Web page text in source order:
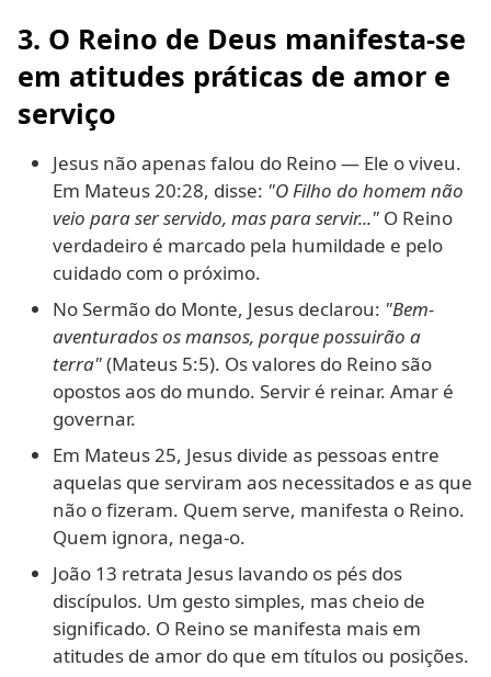
3. O Reino de Deus manifesta-se
em atitudes práticas de amor e
serviço
Jesus não apenas falou do Reino — Ele o viveu.
Em Mateus 20:28, disse: "O Filho do homem não
veio para ser servido, mas para servir..." O Reino
verdadeiro é marcado pela humildade e pelo
cuidado com o próximo.
No Sermão do Monte, Jesus declarou: "Bem-
aventurados os mansos, porque possuirão a
terra"(Mateus 5:5). Os valores do Reino são
opostos aos do mundo. Servir é reinar. Amar é
governar.
Em Mateus 25, Jesus divide as pessoas entre
aquelas que serviram aos necessitados e as que
não o fizeram. Quem serve, manifesta o Reino.
Quem ignora, nega-o.
João 13 retrata Jesus lavando os pés dos
discípulos. Um gesto simples, mas cheio de
significado. O Reino se manifesta mais em
atitudes de amor do que em títulos ou posições.